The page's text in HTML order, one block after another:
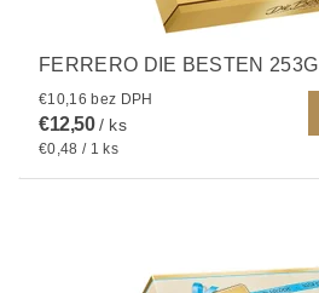
FERRERO DIE BESTEN 253G
€10,16 bez DPH
€12,50/ ks
€0,48 / 1 ks